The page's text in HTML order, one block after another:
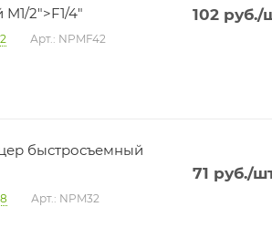
2">F1/4"
Арт.: NPMF42
102руб./
быстросъемный
Арт.: NPM32
71 руб./